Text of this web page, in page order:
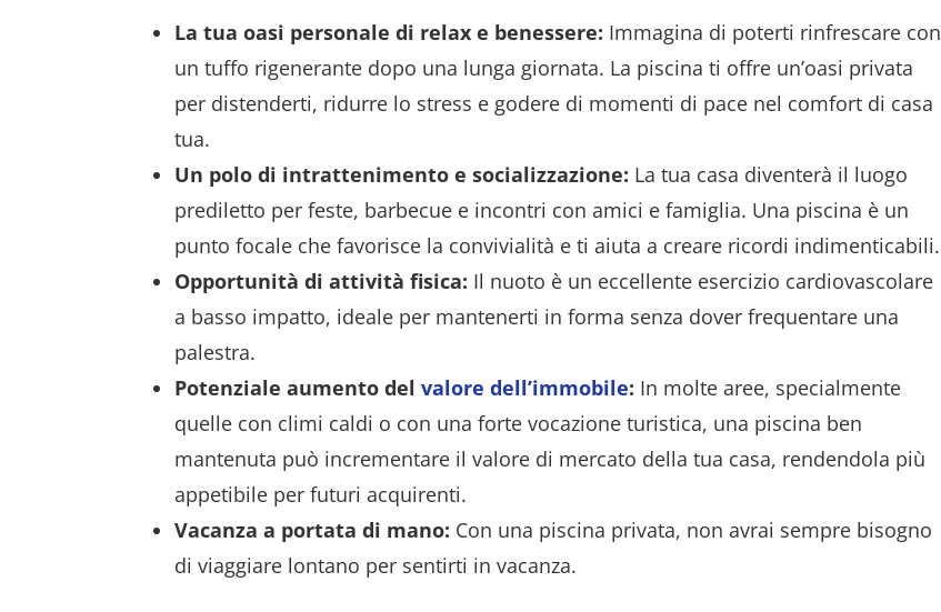
La tua oasi personale di relax e benessere: Immagina di poterti rinfrescare con
un tuffo rigenerante dopo una lunga giornata. La piscina ti offre un’oasi privata
per distenderti, ridurre lo stress e godere di momenti di pace nel comfort di casa
tua.
Un polo di intrattenimento e socializzazione: La tua casa diventerà il luogo
prediletto per feste, barbecue e incontri con amici e famiglia. Una piscina è un
punto focale che favorisce la convivialità e ti aiuta a creare ricordi indimenticabili.
Opportunità di attività fisica: Il nuoto è un eccellente esercizio cardiovascolare
a basso impatto, ideale per mantenerti in forma senza dover frequentare una
palestra.
Potenziale aumento del valore dell’immobile: In molte aree, specialmente
quelle con climi caldi o con una forte vocazione turistica, una piscina ben
mantenuta può incrementare il valore di mercato della tua casa, rendendola più
appetibile per futuri acquirenti.
Vacanza a portata di mano: Con una piscina privata, non avrai sempre bisogno
di viaggiare lontano per sentirti in vacanza.